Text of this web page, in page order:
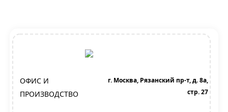
ОФИС И
ПРОИЗВОДСТВО
г. Москва, Рязанский пр-т, д. 8а,
стр. 27